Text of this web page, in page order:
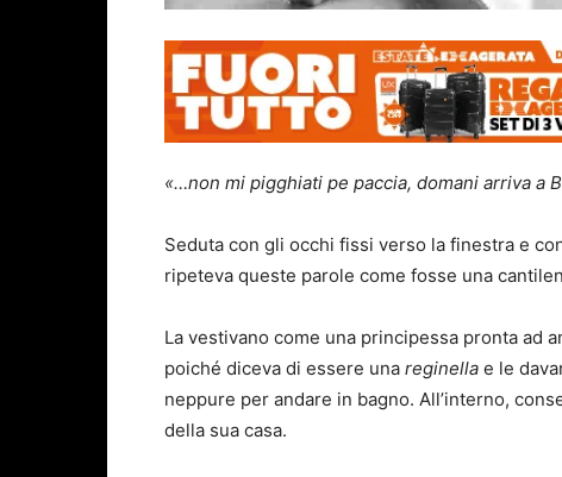
«…non mi pigghiati pe paccia, domani arriva a
Seduta con gli occhi fissi verso la finestra e
ripeteva queste parole come fosse una
La vestivano come una principessa pronta ad
poiché diceva di essere una reginella e le
neppure per andare in bagno. All’interno,
della sua casa.